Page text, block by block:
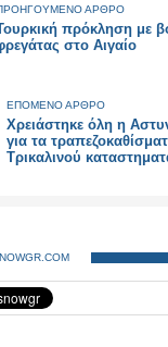
ΑΡΘΡΟ
πρόκληση με
στο Αιγαίο
ΕΠΟΜΕΝΟ ΑΡΘΡΟ
Χρειάστηκε όλη η
για τα
Τρικαλινού